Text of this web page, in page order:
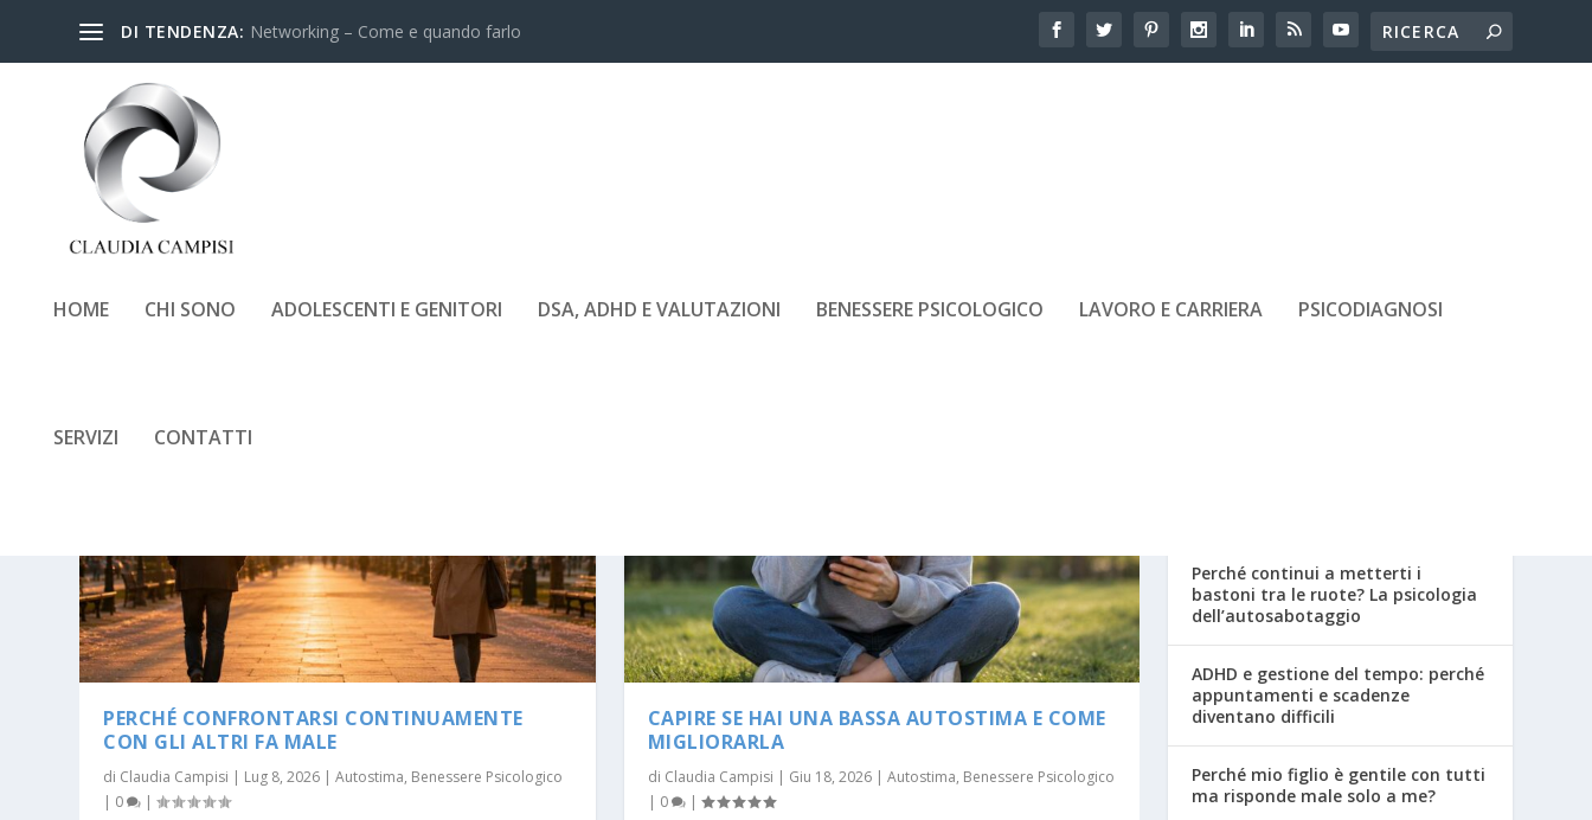
DI TENDENZA: Networking – Come e quando farlo
HOME CHI SONO ADOLESCENTI E GENITORI DSA, ADHD E VALUTAZIONI BENESSERE PSICOLOGICO LAVORO E CARRIERA PSICODIAGNOSI
SERVIZI CONTATTI
PERCHÉ CONFRONTARSI CONTINUAMENTE
CON GLI ALTRI FA MALE
di Claudia Campisi | Lug 8, 2026 |Autostima, Benessere Psicologico
| 0 |
CAPIRE SE HAI UNA BASSA AUTOSTIMA E COME
MIGLIORARLA
di Claudia Campisi | Giu 18, 2026| Autostima, Benessere Psicologico
| 0 |
Perché continui a metterti i
bastoni tra le ruote? La psicologia
dell’autosabotaggio
ADHD e gestione del tempo: perché
appuntamenti e scadenze
diventano difficili
Perché mio figlio è gentile con tutti
ma risponde male solo a me?